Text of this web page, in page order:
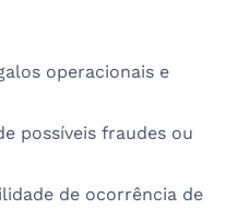
operacionais e
possíveis fraudes ou
de ocorrência de